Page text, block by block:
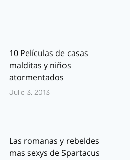
10 Películas de casas
malditas y niños
atormentados
Julio 3, 2013
Las romanas y rebeldes
mas sexys de Spartacus